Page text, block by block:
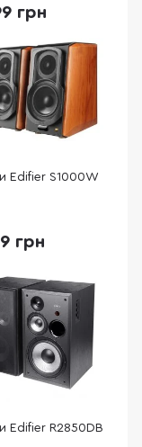
грн
Edifier S1000W
грн
Edifier R2850DB